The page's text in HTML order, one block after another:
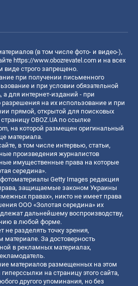
(в том числе фото- и видео-),
https://www.obozrevatel.com и на всех
виде строго запрещено.
при получении письменного
и при условии обязательной
а для интернет-изданий - при
на их использование и при
прямой, открытой для поисковых
OBOZ.UA по ссылке
, на которой размещен оригинальный
материала.
в том числе интервью, статьи,
произведения журналистов
имущественные права на которые
середина».
Getty Images редакция
защищаемые законом Украины
правах», никто не имеет права
ООО «Золотая середина» их
дальнейшему воспроизводству,
в любой форме.
не разделять точку зрения,
материале. За достоверность
в рекламных материалах,
материалов размещенных на этом
на страницу этого сайта,
другого упоминания, но без